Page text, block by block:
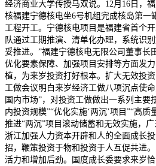
经济商业大学传授马双说。12月16日，
核福建宁德核电坐6号机组完成核岛第一
工程开工。宁德核电项目是福建省首个
队通过工期推演、清单化办理，系统识
妥推进。”福建宁德核电无限公司董事长
优化要素保障、加强项目安排等方面发
植，为来岁投资打好根本。扩大无效投
工做会议明白来岁经济工做八项沉点使
国内市场”，对投资工做做出一系列主要
内投资规模”“优化实施‘两沉’项目”“高
推进“两沉”项目滚动储蓄和无效实施，
浙江加强人力资本开辟和人的全面成长
招，鞭策投资于物和投资于人互促共进
活力和增加后劲。国度成长委要求来岁